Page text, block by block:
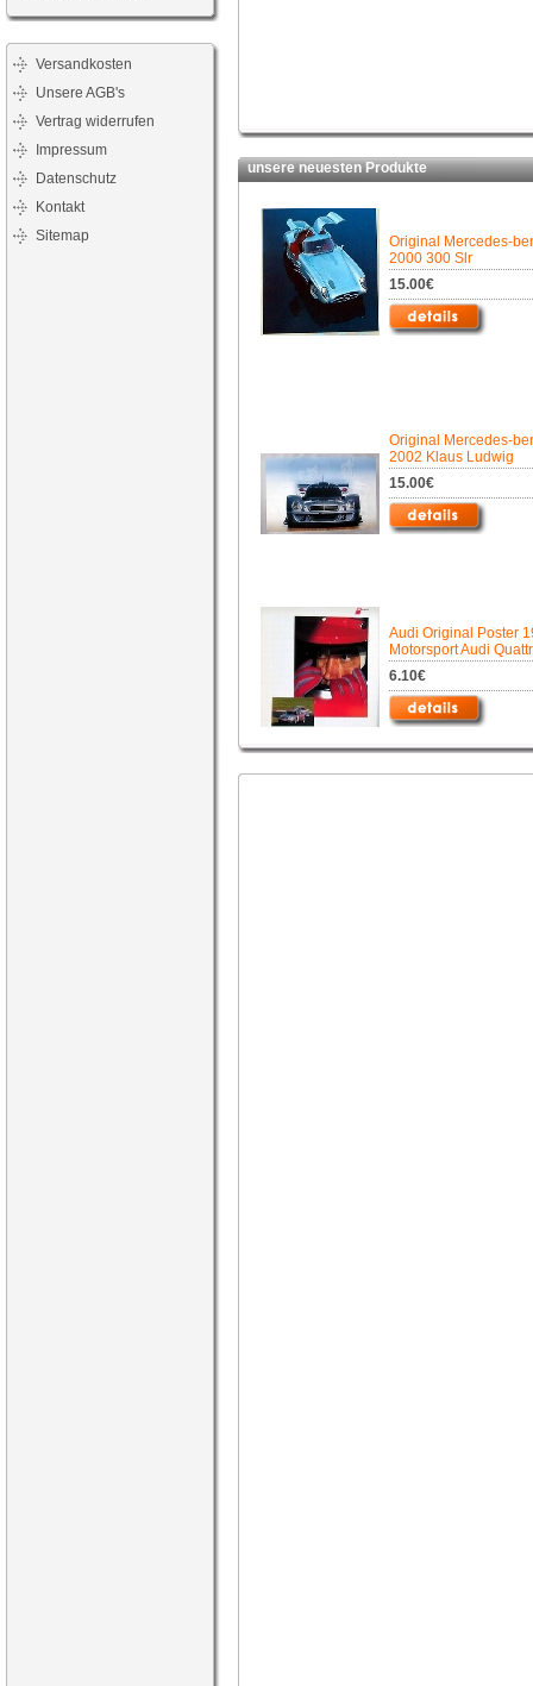
Versandkosten
Unsere AGB's
Vertrag widerrufen
Impressum
Datenschutz
Kontakt
Sitemap
unsere neuesten Produkte
Original Mercedes-
2000 300 Slr
15.00€
Original Mercedes-
2002 Klaus Ludwig
15.00€
Audi Original Poster
Motorsport Audi
6.10€